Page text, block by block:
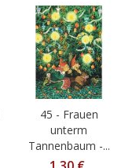
45 - Frauen
unterm
Tannenbaum -...